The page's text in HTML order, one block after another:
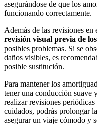
asegurándose de que los
funcionando correctamente.
Además de las revisiones en
revisión visual previa de
posibles problemas. Si se
daños visibles, es
posible sustitución.
Para mantener los
tener una conducción suave
realizar revisiones
cuidados, podrás prolongar
asegurar un viaje cómodo y